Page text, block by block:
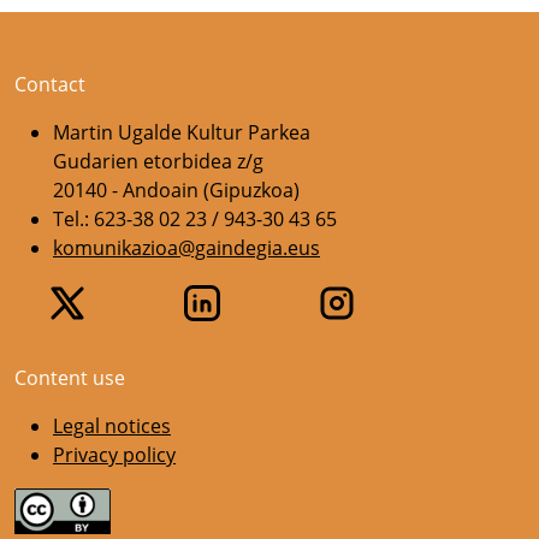
Contact
Martin Ugalde Kultur Parkea
Gudarien etorbidea z/g
20140 - Andoain (Gipuzkoa)
Tel.: 623-38 02 23 / 943-30 43 65
komunikazioa@gaindegia.eus
Content use
Legal notices
Privacy policy